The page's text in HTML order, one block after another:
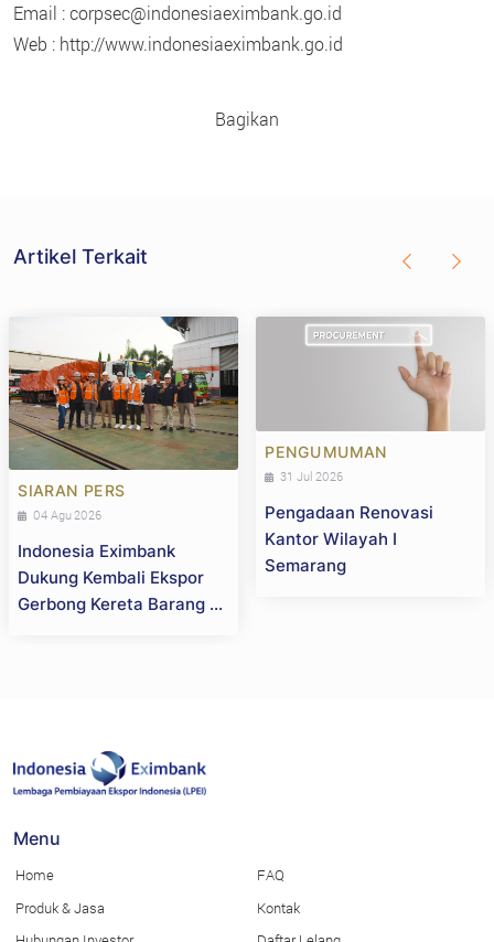
Bagikan
Email : corpsec@indonesiaeximbank.go.id
Web : http://www.indonesiaeximbank.go.id
Artikel Terkait
SIARAN PERS
04 Agu 2026
Indonesia Eximbank
Dukung Kembali Ekspor
Gerbong Kereta Barang ke
PENGUMUMAN
31 Jul 2026
Pengadaan Renovasi
Kantor Wilayah I
Semarang
Menu
Home
Produk & Jasa
FAQ
Kontak